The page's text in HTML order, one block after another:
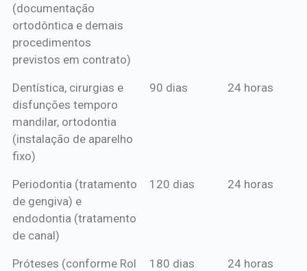
(documentação
ortodôntica e demais
procedimentos
previstos em contrato)
Dentística, cirurgias e
disfunções temporo
mandilar, ortodontia
(instalação de aparelho
fixo)
90 dias 24 horas
Periodontia (tratamento
de gengiva) e
endodontia (tratamento
de canal)
120 dias 24 horas
Próteses (conforme Rol
180 dias 24 horas